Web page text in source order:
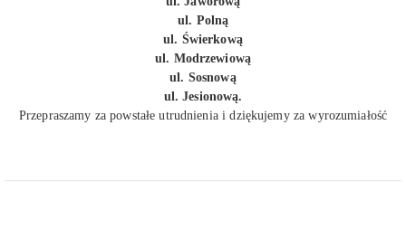
ul. Polną
ul. Świerkową
ul. Modrzewiową
ul. Sosnową
ul. Jesionową.
Przepraszamy za powstałe utrudnienia i dziękujemy za wyrozumiałość